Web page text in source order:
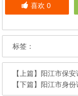
喜欢 0
标签：
【上篇】 阳江市保安
【下篇】 阳江市身份